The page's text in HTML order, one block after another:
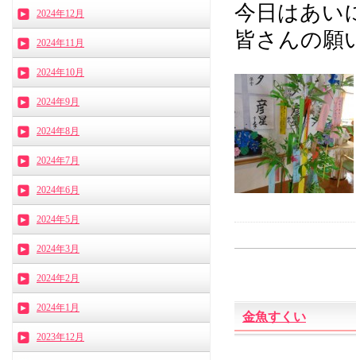
今日はあい
皆さんの
金魚すくい
2024年12月
2024年11月
2024年10月
2024年9月
2024年8月
2024年7月
2024年6月
2024年5月
2024年3月
2024年2月
2024年1月
2023年12月